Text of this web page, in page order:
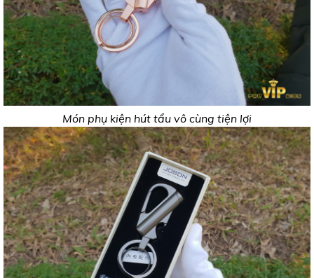
Món phụ kiện hút tẩu vô cùng tiện lợi